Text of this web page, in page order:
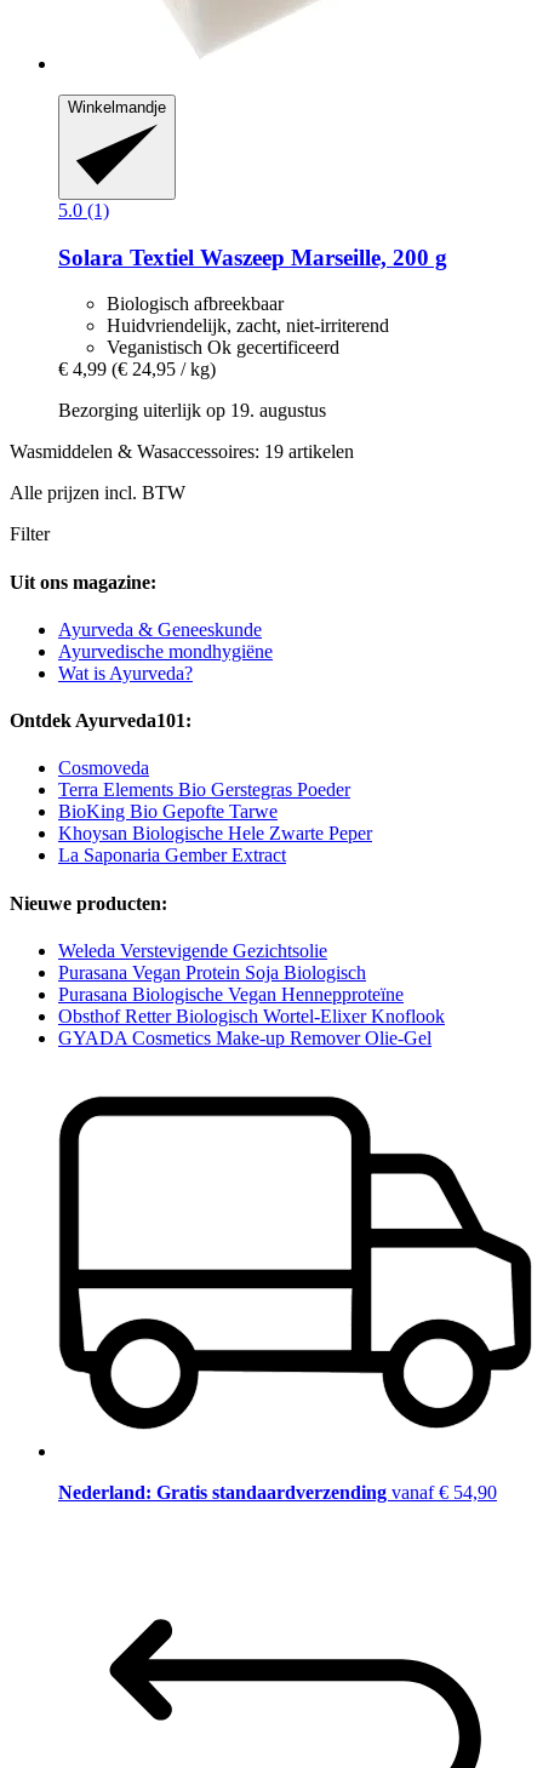
Winkelmandje
5.0 (1)
Solara Textiel Waszeep Marseille, 200 g
Biologisch afbreekbaar
Huidvriendelijk, zacht, niet-irriterend
Veganistisch Ok gecertificeerd
€ 4,99 (€ 24,95 / kg)
Bezorging uiterlijk op 19. augustus
Wasmiddelen & Wasaccessoires: 19 artikelen
Alle prijzen incl. BTW
Filter
Uit ons magazine:
Ayurveda & Geneeskunde
Ayurvedische mondhygiëne
Wat is Ayurveda?
Ontdek Ayurveda101:
Cosmoveda
Terra Elements Bio Gerstegras Poeder
BioKing Bio Gepofte Tarwe
Khoysan Biologische Hele Zwarte Peper
La Saponaria Gember Extract
Nieuwe producten:
Weleda Verstevigende Gezichtsolie
Purasana Vegan Protein Soja Biologisch
Purasana Biologische Vegan Hennepproteïne
Obsthof Retter Biologisch Wortel-Elixer Knoflook
GYADA Cosmetics Make-up Remover Olie-Gel
Nederland: Gratis standaardverzending vanaf € 54,90